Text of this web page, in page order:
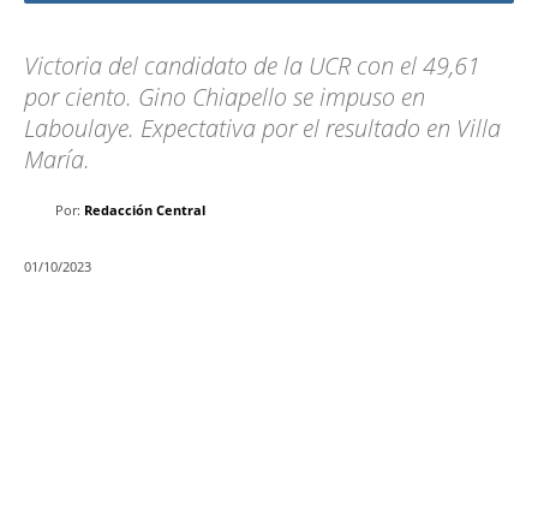
Victoria del candidato de la UCR con el 49,61
por ciento. Gino Chiapello se impuso en
Laboulaye. Expectativa por el resultado en Villa
María.
Por: Redacción Central
01/10/2023